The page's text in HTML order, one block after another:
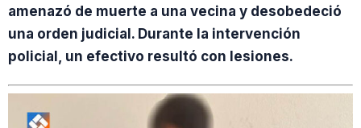
amenazó de muerte a una vecina y desobedeció
una orden judicial. Durante la intervención
policial, un efectivo resultó con lesiones.